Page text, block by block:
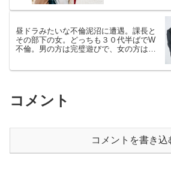
昼ドラみたいな不倫泥沼に遭遇。課長と
その部下の女。どっちも３０代半ばでW
不倫。男の方は完璧遊びで、女の方は本
コメント
コメントを書き込